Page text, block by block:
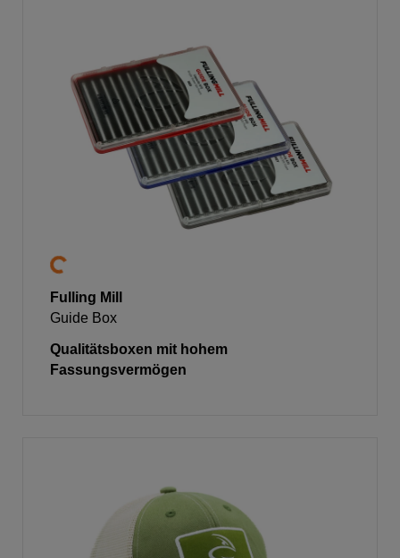
Fulling Mill
Guide Box
Qualitätsboxen mit hohem
Fassungsvermögen